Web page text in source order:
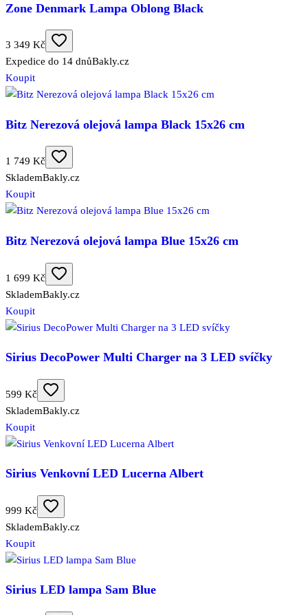
Zone Denmark Lampa Oblong Black
3 349 Kč
Expedice do 14 dnůBakly.cz
Koupit
Bitz Nerezová olejová lampa Black 15x26 cm
1 749 Kč
SklademBakly.cz
Koupit
Bitz Nerezová olejová lampa Blue 15x26 cm
1 699 Kč
SklademBakly.cz
Koupit
Sirius DecoPower Multi Charger na 3 LED svíčky
599 Kč
SklademBakly.cz
Koupit
Sirius Venkovní LED Lucerna Albert
999 Kč
SklademBakly.cz
Koupit
Sirius LED lampa Sam Blue